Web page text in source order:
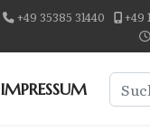
+49 35385 31440 +49
IMPRESSUM